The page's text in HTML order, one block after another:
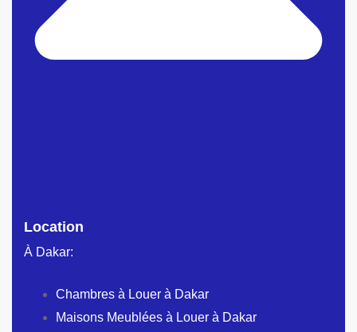
Location
À Dakar:
Chambres à Louer à Dakar
Maisons Meublées à Louer à Dakar